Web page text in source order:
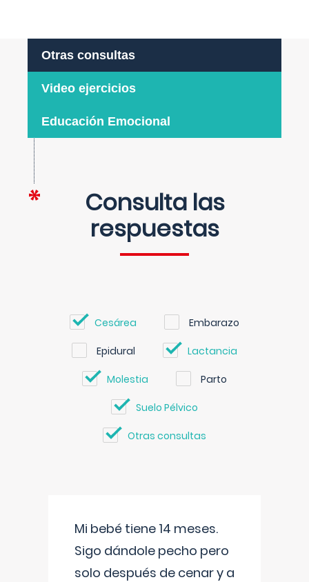
Otras consultas
Video ejercicios
Educación Emocional
Consulta las
respuestas
Cesárea Embarazo
Epidural Lactancia
Molestia Parto
Suelo Pélvico
Otras consultas
Mi bebé tiene 14 meses.
Sigo dándole pecho pero
solo después de cenar y a